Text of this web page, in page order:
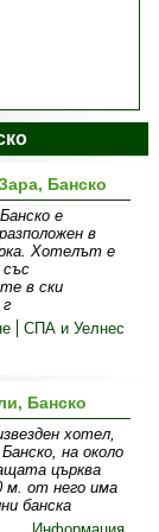
Банско
е
в
Хотелът е
със
в ски
СПА и Уелнес
Банско
хотел,
на около
църква
м. от него има
банска